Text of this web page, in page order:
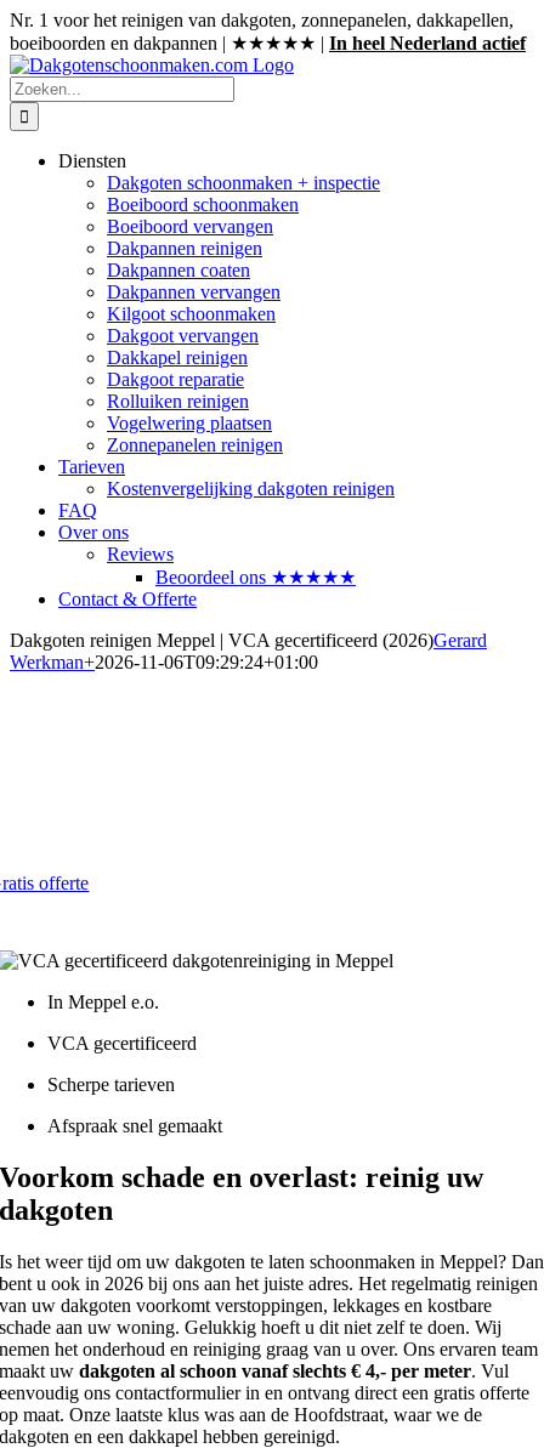
Ga
naar
inhoud
Nr. 1 voor het reinigen van dakgoten, zonnepanelen, dakkapellen,
boeiboorden en dakpannen | ★★★★★ | In heel Nederland actief
Zoeken
naar:
Diensten
Dakgoten schoonmaken + inspectie
Boeiboord schoonmaken
Boeiboord vervangen
Dakpannen reinigen
Dakpannen coaten
Dakpannen vervangen
Kilgoot schoonmaken
Dakgoot vervangen
Dakkapel reinigen
Dakgoot reparatie
Rolluiken reinigen
Vogelwering plaatsen
Zonnepanelen reinigen
Tarieven
Kostenvergelijking dakgoten reinigen
FAQ
Over ons
Reviews
Beoordeel ons ★★★★★
Contact & Offerte
Dakgoten reinigen Meppel | VCA gecertificeerd (2026)Gerard
Werkman+2026-11-06T09:29:24+01:00
offerte
In Meppel e.o.
VCA gecertificeerd
Scherpe tarieven
Afspraak snel gemaakt
Voorkom schade en overlast: reinig uw
dakgoten
Is het weer tijd om uw dakgoten te laten schoonmaken in Meppel? Dan
bent u ook in 2026 bij ons aan het juiste adres. Het regelmatig reinigen
van uw dakgoten voorkomt verstoppingen, lekkages en kostbare
schade aan uw woning. Gelukkig hoeft u dit niet zelf te doen. Wij
nemen het onderhoud en reiniging graag van u over. Ons ervaren team
maakt uwdakgoten al schoon vanaf slechts € 4,- per meter. Vul
eenvoudig ons contactformulier in en ontvang direct een gratis offerte
op maat. Onze laatste klus was aan de Hoofdstraat, waar we de
dakgoten en een dakkapel hebben gereinigd.